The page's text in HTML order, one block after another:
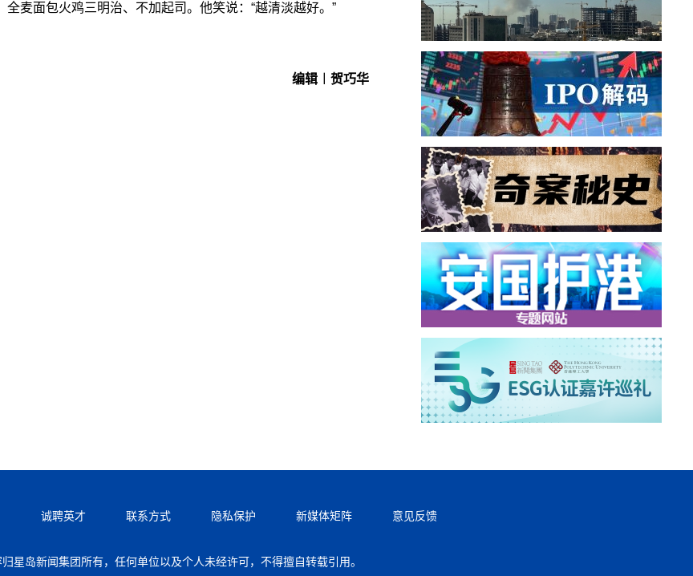
麦面包火鸡三明治、不加起司。他笑说：“越清淡越好。”
编辑︱贺巧华
诚聘英才 联系方式 隐私保护 新媒体矩阵 意见反馈
星岛新闻集团所有，任何单位以及个人未经许可，不得擅自转载引用。